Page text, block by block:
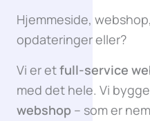
Hjemmeside,
opdateringer eller?
Vi er etfull-service
med det hele. Vi
webshop – som er